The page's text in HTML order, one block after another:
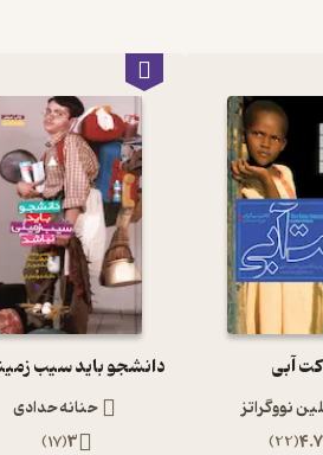
آبی
نووگراتز
4.7
(
22
)
حنانه حدادی
3
(
17
)